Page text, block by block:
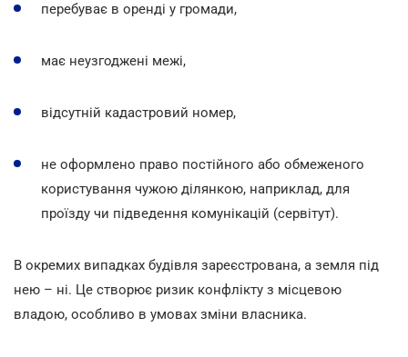
перебуває в оренді у громади,
має неузгоджені межі,
відсутній кадастровий номер,
не оформлено право постійного або обмеженого
користування чужою ділянкою, наприклад, для
проїзду чи підведення комунікацій (сервітут).
В окремих випадках будівля зареєстрована, а земля під
нею – ні. Це створює ризик конфлікту з місцевою
владою, особливо в умовах зміни власника.